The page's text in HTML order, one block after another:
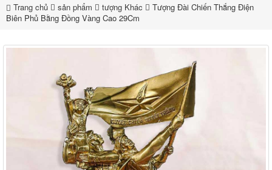
Trang chủ sản phẩm tượng Khác
Tượng Đài Chiến Thắng Điện
Biên Phủ Bằng Đồng Vàng Cao 29Cm